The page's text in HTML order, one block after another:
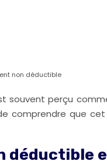
non déductible
souvent perçu
comprendre que
déductible